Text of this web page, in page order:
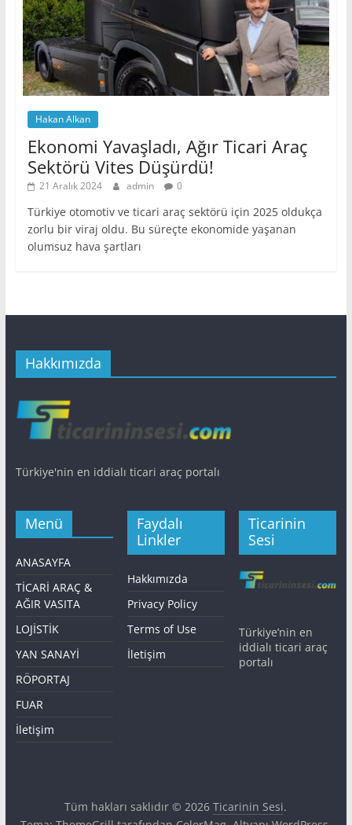
Hakan Alkan
Ekonomi Yavaşladı, Ağır Ticari Araç
Sektörü Vites Düşürdü!
21 Aralık 2024 admin 0
Türkiye otomotiv ve ticari araç sektörü için 2025 oldukça
zorlu bir viraj oldu. Bu süreçte ekonomide yaşanan
olumsuz hava şartları
Hakkımızda
Türkiye'nin en iddialı ticari araç portalı
Menü
ANASAYFA
TİCARİ ARAÇ &
AĞIR VASITA
LOJİSTİK
YAN SANAYİ
RÖPORTAJ
FUAR
İletişim
Faydalı
Linkler
Hakkımızda
Privacy Policy
Terms of Use
İletişim
Ticarinin
Sesi
Türkiye’nin en
iddialı ticari araç
portalı
Tüm hakları saklıdır © 2026Ticarinin Sesi.